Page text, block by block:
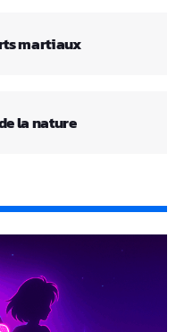
martiaux
la nature